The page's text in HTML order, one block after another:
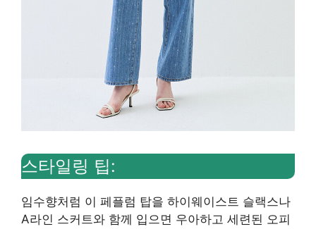
스타일링 팁:
임수향처럼 이 페플럼 탑을 하이웨이스트 슬랙스나
A라인 스커트와 함께 입으면 우아하고 세련된 오피